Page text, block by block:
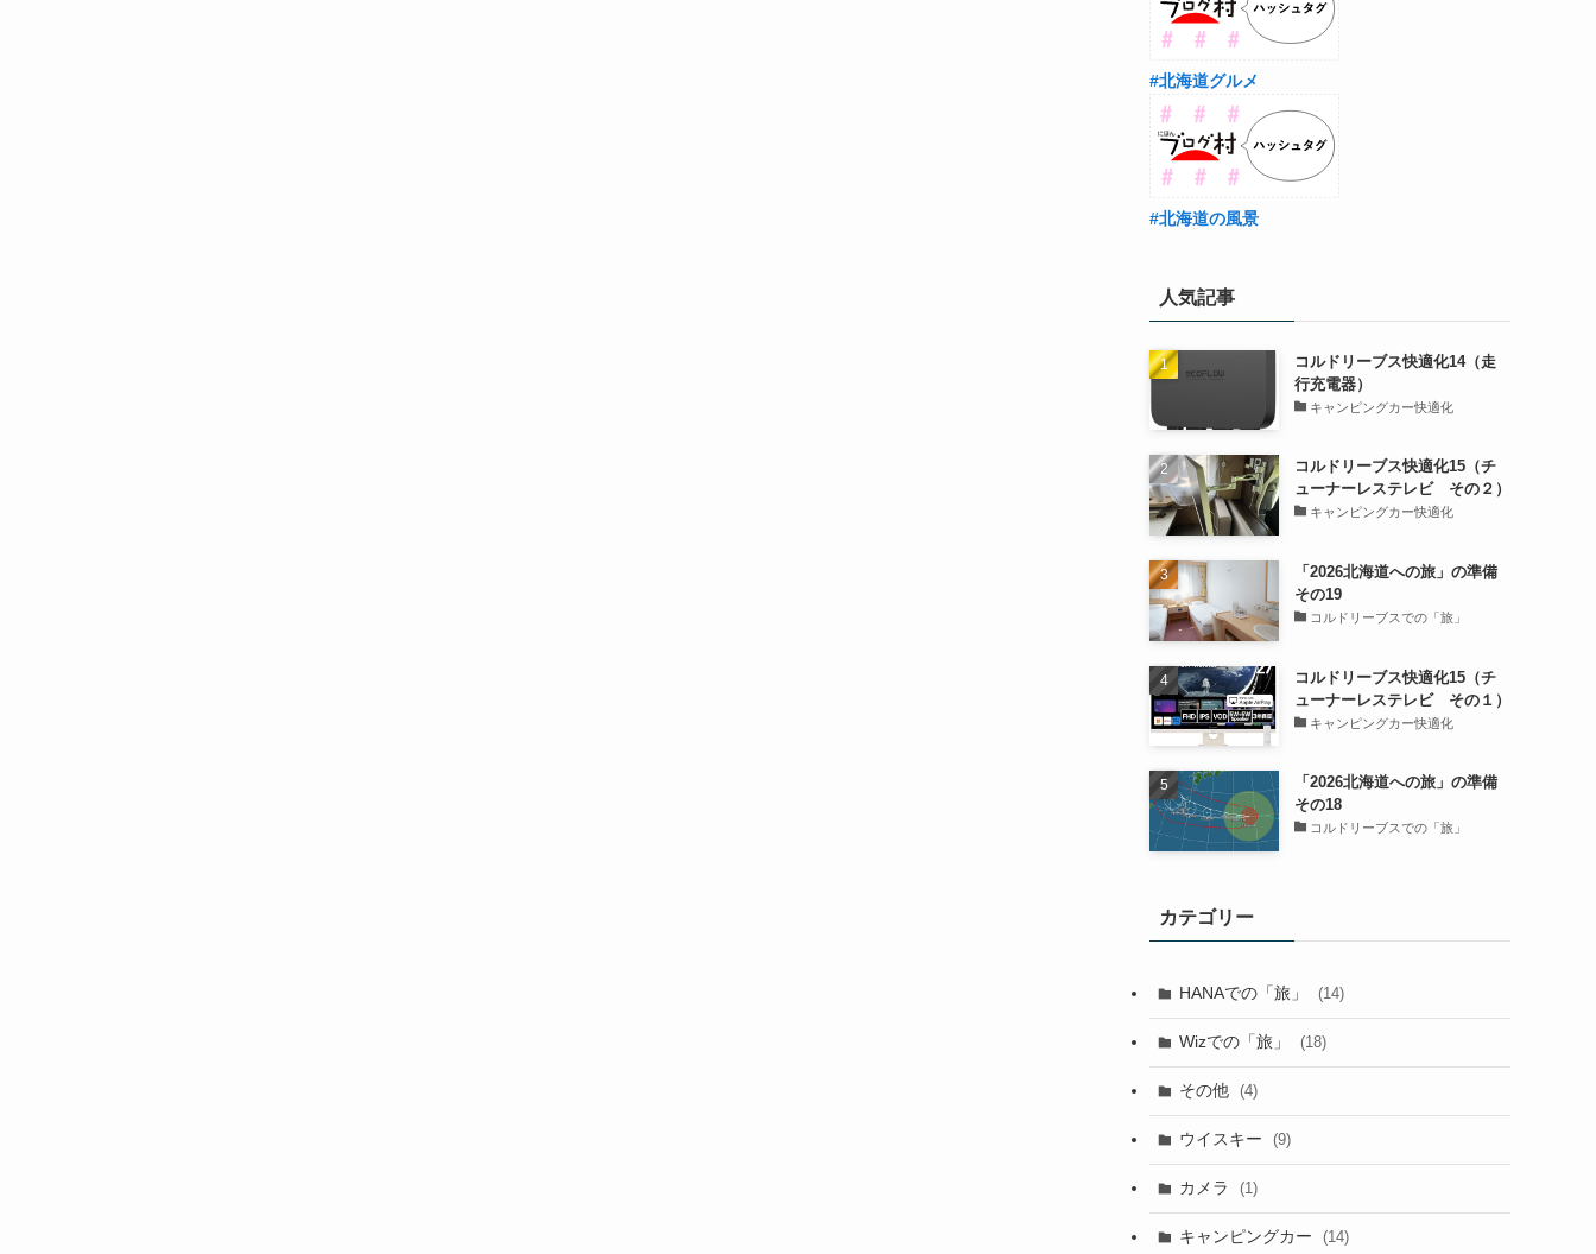
#北海道グルメ
#北海道の風景
人気記事
コルドリーブス快適化14（走
行充電器）
キャンピングカー快適化
コルドリーブス快適化15（チ
ューナーレステレビ その２）
キャンピングカー快適化
「2026北海道への旅」の準備
その19
コルドリーブスでの「旅」
コルドリーブス快適化15（チ
ューナーレステレビ その１）
キャンピングカー快適化
「2026北海道への旅」の準備
その18
コルドリーブスでの「旅」
カテゴリー
HANAでの「旅」 (14)
Wizでの「旅」 (18)
その他 (4)
ウイスキー (9)
カメラ (1)
キャンピングカー (14)